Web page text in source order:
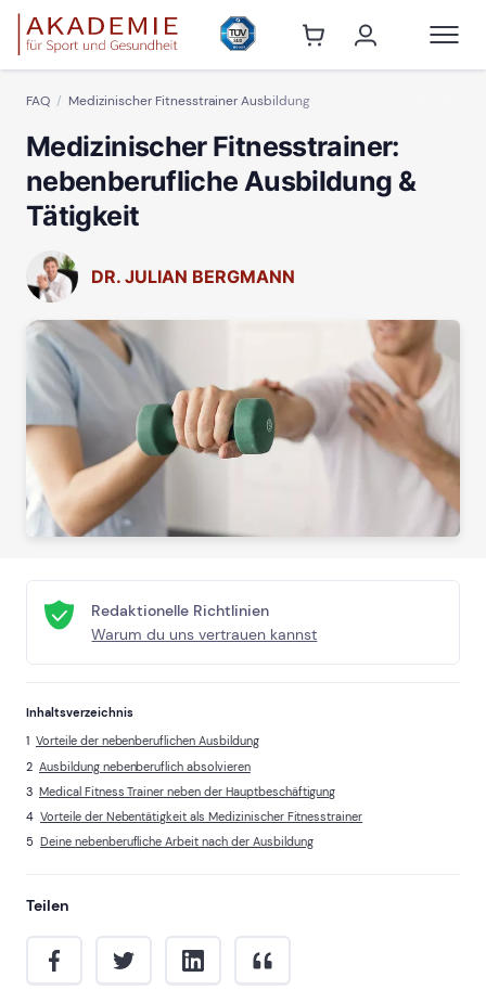
FAQ Medizinischer Fitnesstrainer Ausbildung
Medizinischer Fitnesstrainer:
nebenberufliche Ausbildung &
Tätigkeit
DR. JULIAN BERGMANN
Redaktionelle Richtlinien
Warum du uns vertrauen kannst
Inhaltsverzeichnis
Vorteile der nebenberuflichen Ausbildung
Ausbildung nebenberuflich absolvieren
Medical Fitness Trainer neben der Hauptbeschäftigung
Vorteile der Nebentätigkeit als Medizinischer Fitnesstrainer
Deine nebenberufliche Arbeit nach der Ausbildung
Teilen